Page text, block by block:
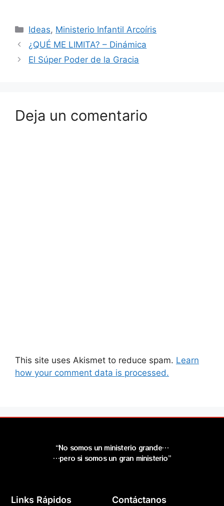
Ideas, Ministerio Infantil Arcoíris
¿QUÉ ME LIMITA? – Dinámica
El Súper Poder de la Gracia
Deja un comentario
This site uses Akismet to reduce spam. Learn
how your comment data is processed.
“No somos un ministerio grande…
…pero si somos un gran ministerio”
Links Rápidos Contáctanos